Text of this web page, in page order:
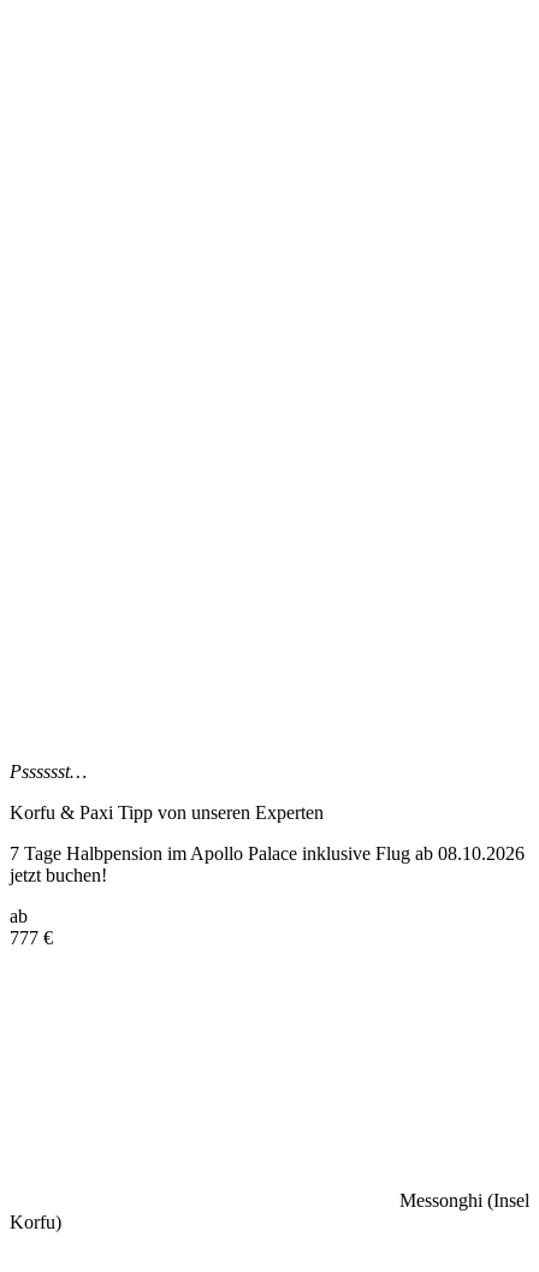
Psssssst…
Korfu & Paxi Tipp von unseren Experten
7 Tage Halbpension im Apollo Palace inklusive Flug ab 08.10.2026
jetzt buchen!
ab
777 €
Messonghi (Insel
Korfu)